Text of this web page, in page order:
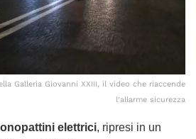
Galleria Giovanni XXIII, il video che riaccende
l’allarme sicurezza
elettrici, ripresi in un